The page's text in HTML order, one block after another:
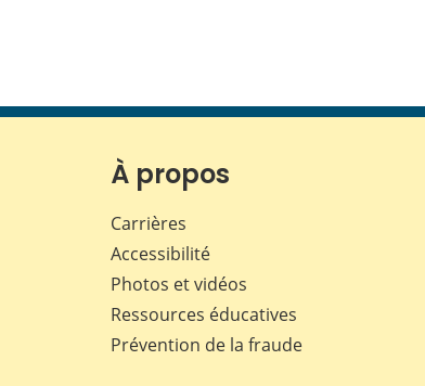
À propos
Carrières
Accessibilité
Photos et vidéos
Ressources éducatives
Prévention de la fraude